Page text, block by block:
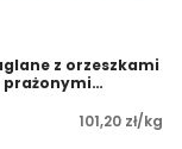
z orzeszkami
101,20 zł/kg